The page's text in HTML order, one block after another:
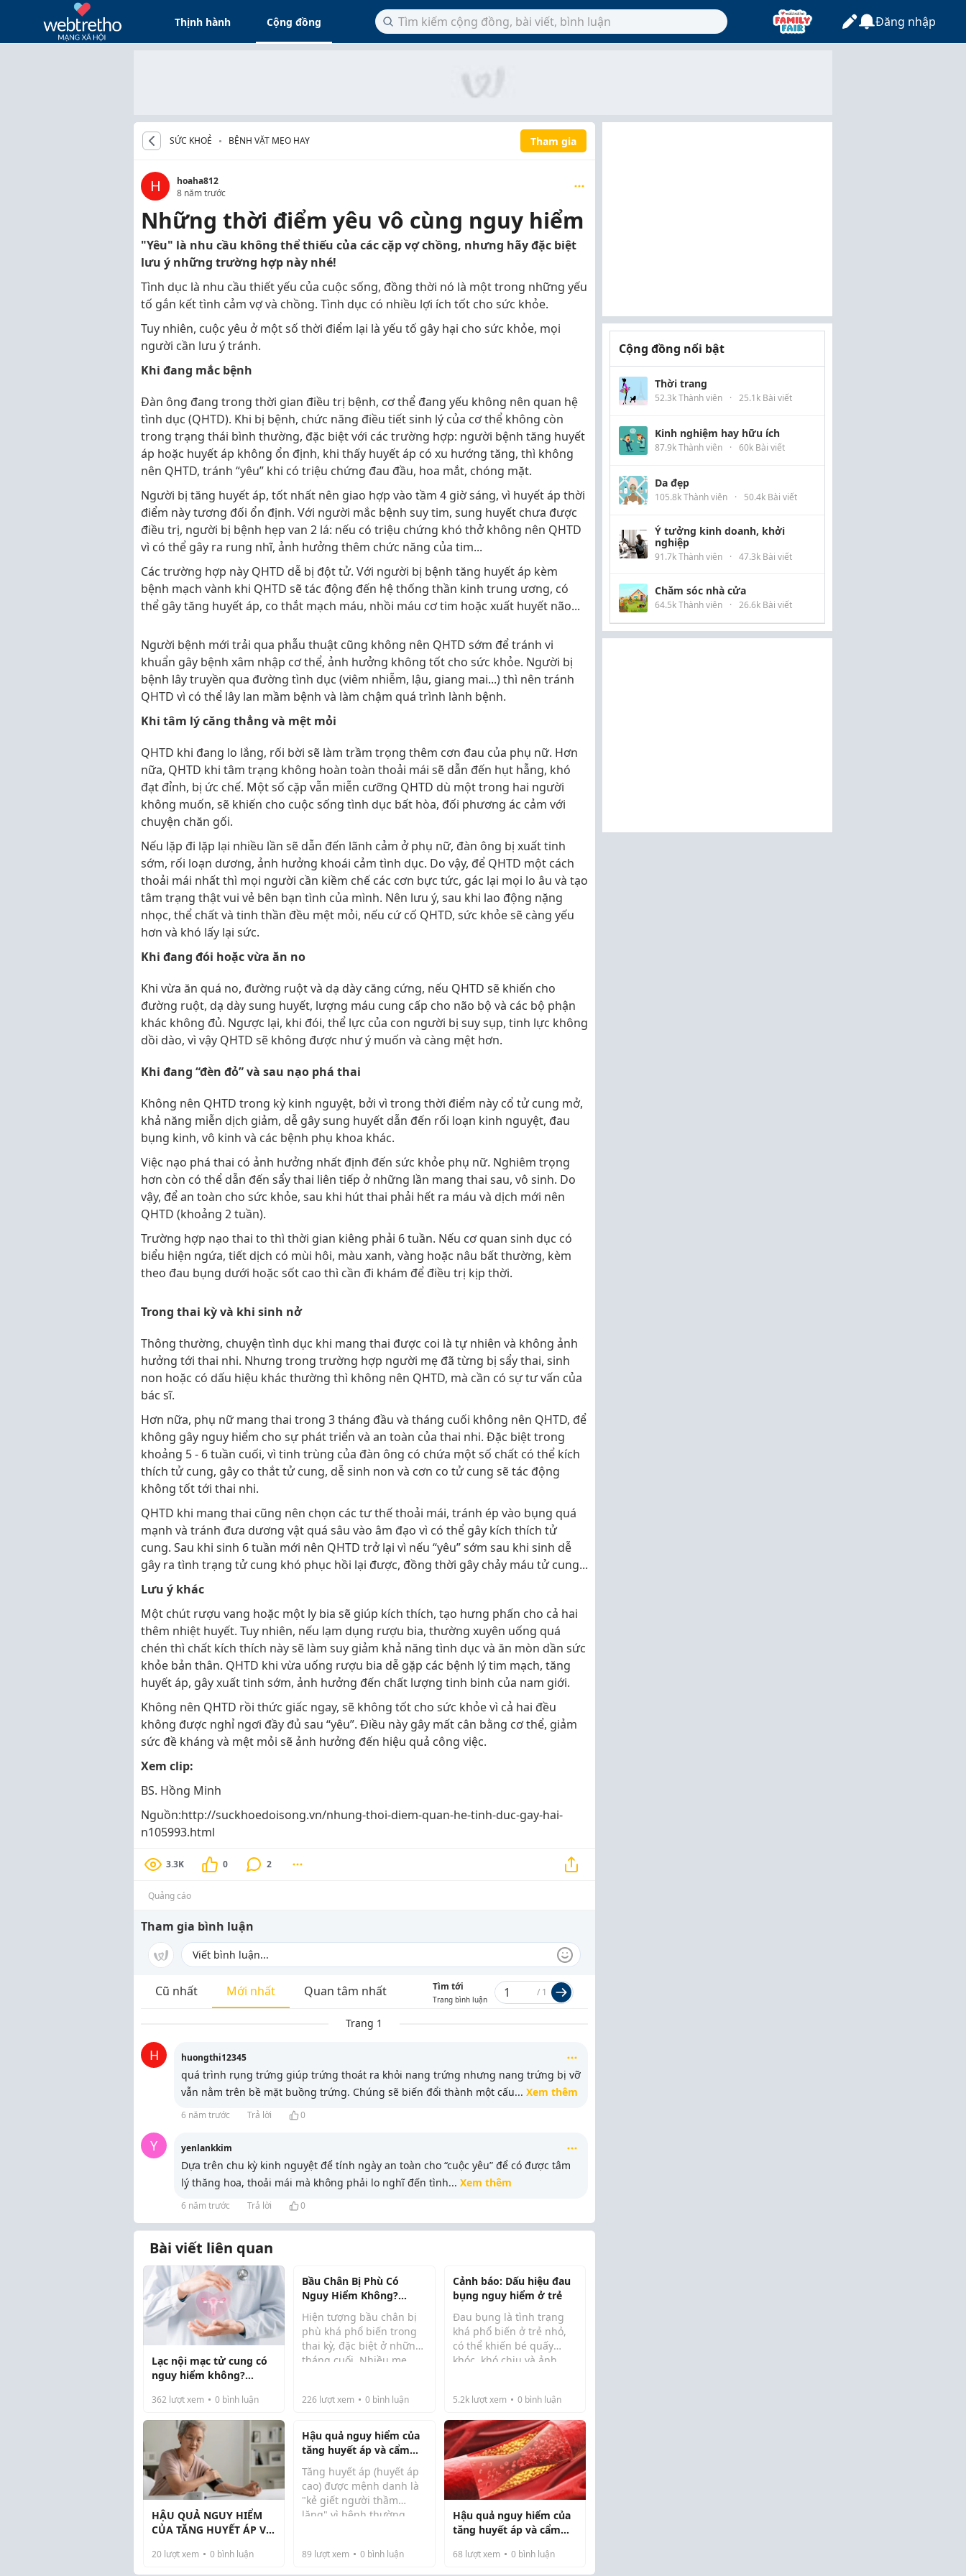
Thịnh hành Cộng đồng Đăng nhập
SỨC KHOẺ BỆNH VẶT MẸO HAY Tham gia
H
hoaha812
8 năm trước
Những thời điểm yêu vô cùng nguy hiểm
"Yêu" là nhu cầu không thể thiếu của các cặp vợ chồng, nhưng hãy đặc biệt
lưu ý những trường hợp này nhé!
Tình dục là nhu cầu thiết yếu của cuộc sống, đồng thời nó là một trong những yếu
tố gắn kết tình cảm vợ và chồng. Tình dục có nhiều lợi ích tốt cho sức khỏe.
Tuy nhiên, cuộc yêu ở một số thời điểm lại là yếu tố gây hại cho sức khỏe, mọi
người cần lưu ý tránh.
Khi đang mắc bệnh
Đàn ông đang trong thời gian điều trị bệnh, cơ thể đang yếu không nên quan hệ
tình dục (QHTD). Khi bị bệnh, chức năng điều tiết sinh lý của cơ thể không còn
trong trạng thái bình thường, đặc biệt với các trường hợp: người bệnh tăng huyết
áp hoặc huyết áp không ổn định, khi thấy huyết áp có xu hướng tăng, thì không
nên QHTD, tránh “yêu” khi có triệu chứng đau đầu, hoa mắt, chóng mặt.
Người bị tăng huyết áp, tốt nhất nên giao hợp vào tầm 4 giờ sáng, vì huyết áp thời
điểm này tương đối ổn định. Với người mắc bệnh suy tim, sung huyết chưa được
điều trị, người bị bệnh hẹp van 2 lá: nếu có triệu chứng khó thở không nên QHTD
vì có thể gây ra rung nhĩ, ảnh hưởng thêm chức năng của tim...
Các trường hợp này QHTD dễ bị đột tử. Với người bị bệnh tăng huyết áp kèm
bệnh mạch vành khi QHTD sẽ tác động đến hệ thống thần kinh trung ương, có
thể gây tăng huyết áp, co thắt mạch máu, nhồi máu cơ tim hoặc xuất huyết não...
Người bệnh mới trải qua phẫu thuật cũng không nên QHTD sớm để tránh vi
khuẩn gây bệnh xâm nhập cơ thể, ảnh hưởng không tốt cho sức khỏe. Người bị
bệnh lây truyền qua đường tình dục (viêm nhiễm, lậu, giang mai...) thì nên tránh
QHTD vì có thể lây lan mầm bệnh và làm chậm quá trình lành bệnh.
Khi tâm lý căng thẳng và mệt mỏi
QHTD khi đang lo lắng, rối bời sẽ làm trầm trọng thêm cơn đau của phụ nữ. Hơn
nữa, QHTD khi tâm trạng không hoàn toàn thoải mái sẽ dẫn đến hụt hẫng, khó
đạt đỉnh, bị ức chế. Một số cặp vẫn miễn cưỡng QHTD dù một trong hai người
không muốn, sẽ khiến cho cuộc sống tình dục bất hòa, đối phương ác cảm với
chuyện chăn gối.
Nếu lặp đi lặp lại nhiều lần sẽ dẫn đến lãnh cảm ở phụ nữ, đàn ông bị xuất tinh
sớm, rối loạn dương, ảnh hưởng khoái cảm tình dục. Do vậy, để QHTD một cách
thoải mái nhất thì mọi người cần kiềm chế các cơn bực tức, gác lại mọi lo âu và tạo
tâm trạng thật vui vẻ bên bạn tình của mình. Nên lưu ý, sau khi lao động nặng
nhọc, thể chất và tinh thần đều mệt mỏi, nếu cứ cố QHTD, sức khỏe sẽ càng yếu
hơn và khó lấy lại sức.
Khi đang đói hoặc vừa ăn no
Khi vừa ăn quá no, đường ruột và dạ dày căng cứng, nếu QHTD sẽ khiến cho
đường ruột, dạ dày sung huyết, lượng máu cung cấp cho não bộ và các bộ phận
khác không đủ. Ngược lại, khi đói, thể lực của con người bị suy sụp, tinh lực không
dồi dào, vì vậy QHTD sẽ không được như ý muốn và càng mệt hơn.
Khi đang “đèn đỏ” và sau nạo phá thai
Không nên QHTD trong kỳ kinh nguyệt, bởi vì trong thời điểm này cổ tử cung mở,
khả năng miễn dịch giảm, dễ gây sung huyết dẫn đến rối loạn kinh nguyệt, đau
bụng kinh, vô kinh và các bệnh phụ khoa khác.
Việc nạo phá thai có ảnh hưởng nhất định đến sức khỏe phụ nữ. Nghiêm trọng
hơn còn có thể dẫn đến sẩy thai liên tiếp ở những lần mang thai sau, vô sinh. Do
vậy, để an toàn cho sức khỏe, sau khi hút thai phải hết ra máu và dịch mới nên
QHTD (khoảng 2 tuần).
Trường hợp nạo thai to thì thời gian kiêng phải 6 tuần. Nếu cơ quan sinh dục có
biểu hiện ngứa, tiết dịch có mùi hôi, màu xanh, vàng hoặc nâu bất thường, kèm
theo đau bụng dưới hoặc sốt cao thì cần đi khám để điều trị kịp thời.
Trong thai kỳ và khi sinh nở
Thông thường, chuyện tình dục khi mang thai được coi là tự nhiên và không ảnh
hưởng tới thai nhi. Nhưng trong trường hợp người mẹ đã từng bị sẩy thai, sinh
non hoặc có dấu hiệu khác thường thì không nên QHTD, mà cần có sự tư vấn của
bác sĩ.
Hơn nữa, phụ nữ mang thai trong 3 tháng đầu và tháng cuối không nên QHTD, để
không gây nguy hiểm cho sự phát triển và an toàn của thai nhi. Đặc biệt trong
khoảng 5 - 6 tuần cuối, vì tinh trùng của đàn ông có chứa một số chất có thể kích
thích tử cung, gây co thắt tử cung, dễ sinh non và cơn co tử cung sẽ tác động
không tốt tới thai nhi.
QHTD khi mang thai cũng nên chọn các tư thế thoải mái, tránh ép vào bụng quá
mạnh và tránh đưa dương vật quá sâu vào âm đạo vì có thể gây kích thích tử
cung. Sau khi sinh 6 tuần mới nên QHTD trở lại vì nếu “yêu” sớm sau khi sinh dễ
gây ra tình trạng tử cung khó phục hồi lại được, đồng thời gây chảy máu tử cung...
Lưu ý khác
Một chút rượu vang hoặc một ly bia sẽ giúp kích thích, tạo hưng phấn cho cả hai
thêm nhiệt huyết. Tuy nhiên, nếu lạm dụng rượu bia, thường xuyên uống quá
chén thì chất kích thích này sẽ làm suy giảm khả năng tình dục và ăn mòn dần sức
khỏe bản thân. QHTD khi vừa uống rượu bia dễ gặp các bệnh lý tim mạch, tăng
huyết áp, gây xuất tinh sớm, ảnh hưởng đến chất lượng tinh binh của nam giới.
Không nên QHTD rồi thức giấc ngay, sẽ không tốt cho sức khỏe vì cả hai đều
không được nghỉ ngơi đầy đủ sau “yêu”. Điều này gây mất cân bằng cơ thể, giảm
sức đề kháng và mệt mỏi sẽ ảnh hưởng đến hiệu quả công việc.
Xem clip:
BS. Hồng Minh
Nguồn:http://suckhoedoisong.vn/nhung-thoi-diem-quan-he-tinh-duc-gay-hai-
n105993.html
3.3K 0 2
Quảng cáo
Tham gia bình luận
Cũ nhất Mới nhất Quan tâm nhất Tìm tới
Trang bình luận
/ 1
Trang 1
H huongthi12345
quá trình rụng trứng giúp trứng thoát ra khỏi nang trứng nhưng nang trứng bị vỡ
vẫn nằm trên bề mặt buồng trứng. Chúng sẽ biến đổi thành một cấu... Xem thêm
6 năm trước Trả lời 0
Y yenlankkim
Dựa trên chu kỳ kinh nguyệt để tính ngày an toàn cho “cuộc yêu” để có được tâm
lý thăng hoa, thoải mái mà không phải lo nghĩ đến tình... Xem thêm
6 năm trước Trả lời 0
Bài viết liên quan
Lạc nội mạc tử cung có
nguy hiểm không?
362 lượt xem 0 bình luận
Bầu Chân Bị Phù Có
Nguy Hiểm Không?
Những Điều Mẹ Bầu Cần
Biết
Hiện tượng bầu chân bị
phù khá phổ biến trong
thai kỳ, đặc biệt ở những
tháng cuối. Nhiều mẹ
chân sưng to hơn bình
nặng nề và khó chị...
226 lượt xem 0 bình luận
Cảnh báo: Dấu hiệu đau
bụng nguy hiểm ở trẻ
Đau bụng là tình trạng
khá phổ biến ở trẻ nhỏ,
có thể khiến bé quấy
khóc, khó chịu và ảnh
không biết cách xử lý
đúng, tình trạng này có
thể kéo dài hoặc trở nên
n...
5.2klượt xem 0bình luận
HẬU QUẢ NGUY HIỂM
CỦA TĂNG HUYẾT ÁP VÀ
20 lượt xem 0 bình luận
Hậu quả nguy hiểm của
tăng huyết áp và cẩm
nang phòng tránh tại
nhà
Tăng huyết áp (huyết áp
cao) được mệnh danh là
"kẻ giết người thầm
lặng" vì bệnh thường
suất máu tăng cao liên
tục lên thành động mạch
89 lượt xem 0 bình luận
Hậu quả nguy hiểm của
tăng huyết áp và cẩm
nhà
68 lượt xem 0bình luận
Cộng đồng nổi bật
Thời trang
52.3k Thành viên · 25.1k Bài viết
Kinh nghiệm hay hữu ích
87.9k Thành viên · 60k Bài viết
Da đẹp
105.8k Thành viên · 50.4k Bài viết
Ý tưởng kinh doanh, khởi
nghiệp
91.7k Thành viên · 47.3k Bài viết
Chăm sóc nhà cửa
64.5k Thành viên · 26.6k Bài viết